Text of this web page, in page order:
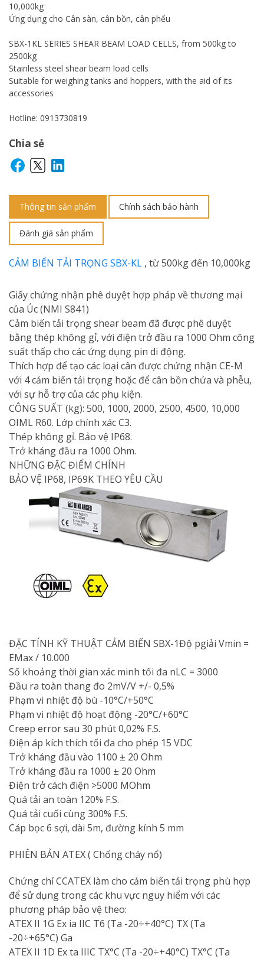
10,000kg
Ứng dụng cho Cân sàn, cân bồn, cân phểu
SBX-1KL SERIES SHEAR BEAM LOAD CELLS, from 500kg to
2500kg
Stainless steel shear beam load cells
Suitable for weighing tanks and hoppers, with the aid of its
accessories
Hotline: 0913730819
Chia sẻ
Thông tin sản phẩm Chính sách bảo hành
Đánh giá sản phẩm
CẢM BIẾN TẢI TRỌNG SBX-KL , từ 500kg đến 10,000kg
Giấy chứng nhận phê duyệt hợp pháp về thương mại
của Úc (NMI S841)
Cảm biến tải trọng shear beam đã được phê duyệt
bằng thép không gỉ, với điện trở đầu ra 1000 Ohm công
suất thấp cho các ứng dụng pin di động.
Thích hợp để tạo các loại cân được chứng nhận CE-M
với 4 cảm biến tải trọng hoặc để cân bồn chứa và phễu,
với sự hỗ trợ của các phụ kiện.
CÔNG SUẤT (kg): 500, 1000, 2000, 2500, 4500, 10,000
OIML R60. Lớp chính xác C3.
Thép không gỉ. Bảo vệ IP68.
Trở kháng đầu ra 1000 Ohm.
NHỮNG ĐẶC ĐIỂM CHÍNH
BẢO VỆ IP68, IP69K THEO YÊU CẦU
ĐẶC TÍNH KỸ THUẬT CẢM BIẾN SBX-1Độ pgiải Vmin =
EMax / 10.000
Số khoảng thời gian xác minh tối đa nLC = 3000
Đầu ra toàn thang đo 2mV/V +/- 0,5%
Phạm vi nhiệt độ bù -10°C/+50°C
Phạm vi nhiệt độ hoạt động -20°C/+60°C
Creep error sau 30 phút 0,02% F.S.
Điện áp kích thích tối đa cho phép 15 VDC
Trở kháng đầu vào 1100 ± 20 Ohm
Trở kháng đầu ra 1000 ± 20 Ohm
Điện trở cách điện >5000 MOhm
Quá tải an toàn 120% F.S.
Quá tải cuối cùng 300% F.S.
Cáp bọc 6 sợi, dài 5m, đường kính 5 mm
PHIÊN BẢN ATEX ( Chống cháy nổ)
Chứng chỉ CCATEX làm cho cảm biến tải trọng phù hợp
để sử dụng trong các khu vực nguy hiểm với các
phương pháp bảo vệ theo:
ATEX II 1G Ex ia IIC T6 (Ta -20÷+40°C) TX (Ta
-20÷+65°C) Ga
ATEX II 1D Ex ta IIIC TX°C (Ta -20÷+40°C) TX°C (Ta